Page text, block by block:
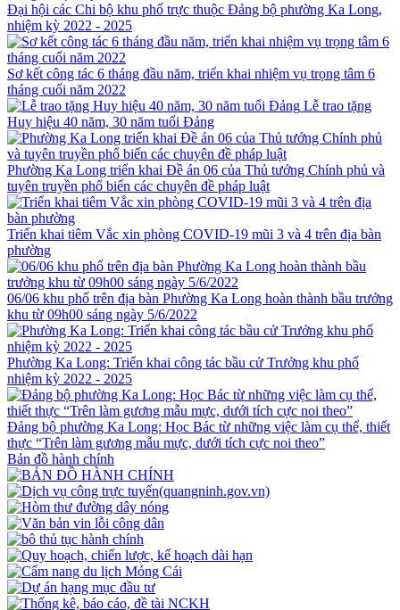
Đại hội các Chi bộ khu phố trực thuộc Đảng bộ phường Ka Long,
nhiệm kỳ 2022 - 2025
Sơ kết công tác 6 tháng đầu năm, triển khai nhiệm vụ trọng tâm 6
tháng cuối năm 2022
Lễ trao tặng
Huy hiệu 40 năm, 30 năm tuổi Đảng
Phường Ka Long triển khai Đề án 06 của Thủ tướng Chính phủ và
tuyên truyền phổ biến các chuyên đề pháp luật
Triển khai tiêm Vắc xin phòng COVID-19 mũi 3 và 4 trên địa bàn
phường
06/06 khu phố trên địa bàn Phường Ka Long hoàn thành bầu trưởng
khu từ 09h00 sáng ngày 5/6/2022
Phường Ka Long: Triển khai công tác bầu cử Trưởng khu phố
nhiệm kỳ 2022 - 2025
Đảng bộ phường Ka Long: Học Bác từ những việc làm cụ thể, thiết
thực “Trên làm gương mẫu mực, dưới tích cực noi theo”
Bản đồ hành chính